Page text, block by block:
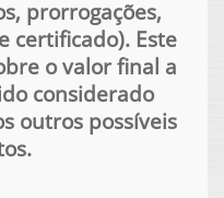
prorrogações,
certificado). Este
o valor final a
considerado
outros possíveis